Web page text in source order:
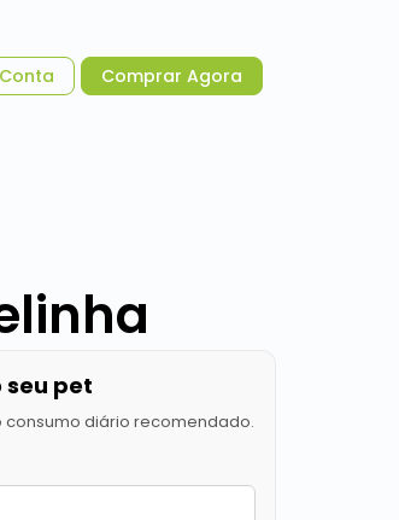
Comprar Agora
pet
diário recomendado.